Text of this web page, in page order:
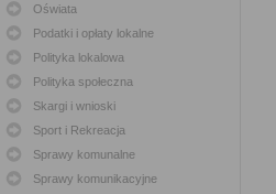
Oświata
Podatki i opłaty lokalne
Polityka lokalowa
Polityka społeczna
Skargi i wnioski
Sport i Rekreacja
Sprawy komunalne
Sprawy komunikacyjne